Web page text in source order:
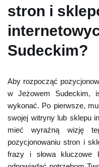
stron i
Sudeckim?
Aby rozpocząć
w Jeżowem Sudeckim,
wykonać. Po pierwsze,
swojej witryny lub sklepu
mieć wyraźną wizję
pozycjonowaniu stron i
frazy i słowa kluczowe